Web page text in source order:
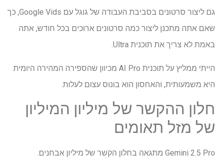
גם ליצור סרטונים בסביבת העבודה של גוגל עם Google Vids, כך
שאם אתה מתכנן ליצור כמה סרטונים ארוכים בכל חודש, אתה
באמת לא צריך את תוכנית Ultra.
הייתי ממליץ על תוכנית AI Pro מכיוון שהספירה המהירה היומית
היא משמעותית, והאחסון הוא בונוס עצום לעלות.
חלון ההקשר של מיליון המיליון
של מזל תאומים
Gemini 2.5 Pro מתגאה בחלון הקשר של מיליון אבחנים.